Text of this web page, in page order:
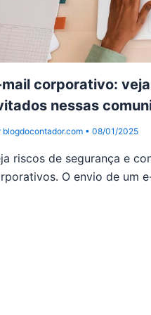
mail corporativo:
nessas
blogdocontador.com • 08/01/2025
riscos de segurança e
O envio de um